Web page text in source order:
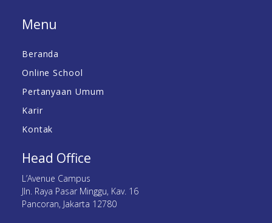
Menu
Beranda
Online School
Pertanyaan Umum
Karir
Kontak
Head Office
L’Avenue Campus
Jln. Raya Pasar Minggu, Kav. 16
Pancoran, Jakarta 12780